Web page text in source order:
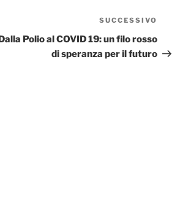
SUCCESSIVO
Dalla Polio al COVID 19: un filo rosso
di speranza per il futuro